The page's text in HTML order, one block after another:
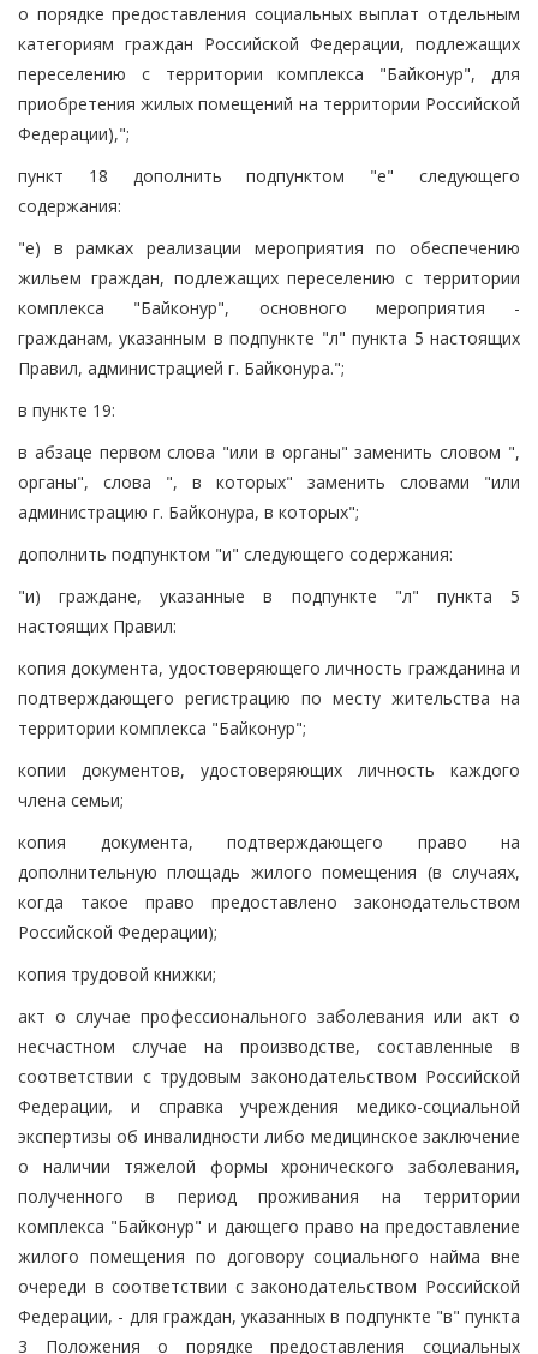
о порядке предоставления социальных выплат отдельным
категориям граждан Российской Федерации, подлежащих
переселению с территории комплекса "Байконур", для
приобретения жилых помещений на территории Российской
Федерации),";
пункт 18 дополнить подпунктом "е" следующего
содержания:
"е) в рамках реализации мероприятия по обеспечению
жильем граждан, подлежащих переселению с территории
комплекса "Байконур", основного мероприятия -
гражданам, указанным в подпункте "л" пункта 5 настоящих
Правил, администрацией г. Байконура.";
в пункте 19:
в абзаце первом слова "или в органы" заменить словом ",
органы", слова ", в которых" заменить словами "или
администрацию г. Байконура, в которых";
дополнить подпунктом "и" следующего содержания:
"и) граждане, указанные в подпункте "л" пункта 5
настоящих Правил:
копия документа, удостоверяющего личность гражданина и
подтверждающего регистрацию по месту жительства на
территории комплекса "Байконур";
копии документов, удостоверяющих личность каждого
члена семьи;
копия документа, подтверждающего право на
дополнительную площадь жилого помещения (в случаях,
когда такое право предоставлено законодательством
Российской Федерации);
копия трудовой книжки;
акт о случае профессионального заболевания или акт о
несчастном случае на производстве, составленные в
соответствии с трудовым законодательством Российской
Федерации, и справка учреждения медико-социальной
экспертизы об инвалидности либо медицинское заключение
о наличии тяжелой формы хронического заболевания,
полученного в период проживания на территории
комплекса "Байконур" и дающего право на предоставление
жилого помещения по договору социального найма вне
очереди в соответствии с законодательством Российской
Федерации, - для граждан, указанных в подпункте "в" пункта
3 Положения о порядке предоставления социальных